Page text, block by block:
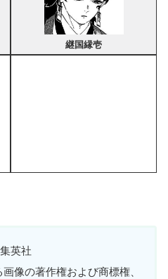
継国縁壱
英社
像の著作権および商標権、